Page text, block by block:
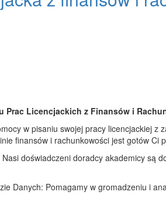
Prac Licencjackich z Finansów i
w pisaniu swojej pracy licencjackiej z
finansów i rachunkowości jest gotów Ci
doświadczeni doradcy akademicy są
Danych: Pomagamy w gromadzeniu i